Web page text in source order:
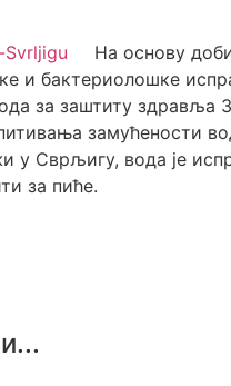
На основу
и бактериолошке
за заштиту здравља
замућености
у Сврљигу, вода је
за пиће.